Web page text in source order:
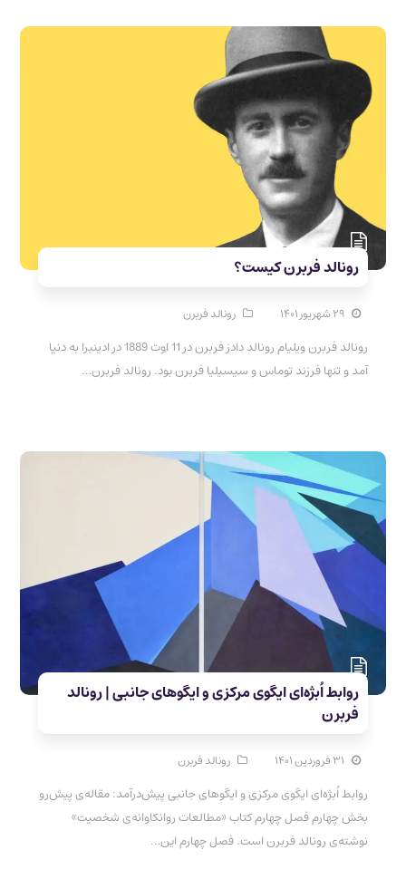
رونالد فربرن کیست؟
۲۹ شهریور ۱۴۰۱ رونالد فربرن
رونالد فربرن ویلیام رونالد دادز فربرن در 11 اوت 1889 در ادینبرا به دنیا
آمد و تنها فرزند توماس و سیسیلیا فربرن بود. رونالد فربرن…
روابط اُبژه‌ای ایگوی مرکزی و ایگوهای جانبی | رونالد
فربرن
۳۱ فروردین ۱۴۰۱ رونالد فربرن
روابط اُبژه‌ای ایگوی مرکزی و ایگوهای جانبی پیش‌درآمد: مقاله‌ی پیش‌رو
بخش چهارم فصل چهارم کتاب «مطالعات روانکاوانه‌ی شخصیت»
نوشته‌ی رونالد فربرن است. فصل چهارم این…